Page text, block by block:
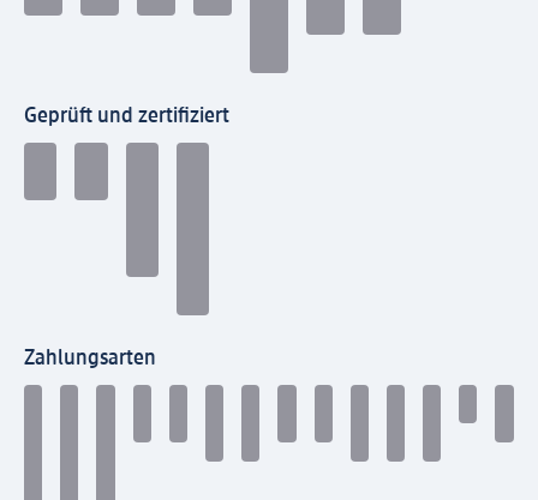
Geprüft und zertifiziert
Zahlungsarten